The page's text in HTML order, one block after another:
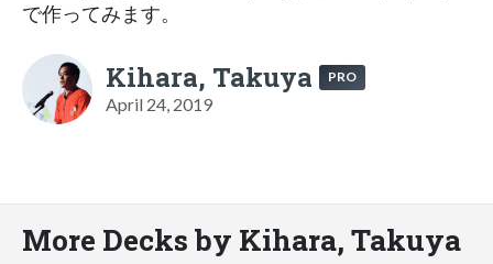
で作ってみます。
Kihara, Takuya PRO
April 24, 2019
More Decks by Kihara, Takuya